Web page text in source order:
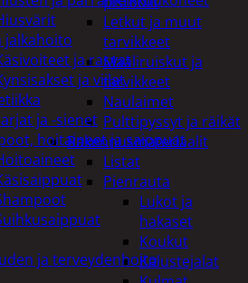
Letkut ja muut
tarvikkeet
Maaliruiskut ja
tarvikkeet
Naulaimet
Pulttipyssyt ja räikät
Rakennusmateriaalit
Listat
Pienrauta
Lukot ja
hakaset
Koukut
Kalustejalat
jalkahoito
ja rasvat
ja viilat
ja -sienet
hoitaineet ja saippuat
ja terveydenhoito